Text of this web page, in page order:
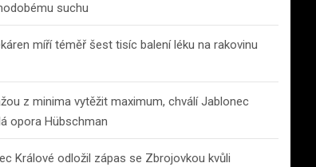
suchu
míří téměř šest tisíc balení léku na rakovinu
z minima vytěžit maximum, chválí Jablonec
opora Hübschman
Králové odložil zápas se Zbrojovkou kvůli